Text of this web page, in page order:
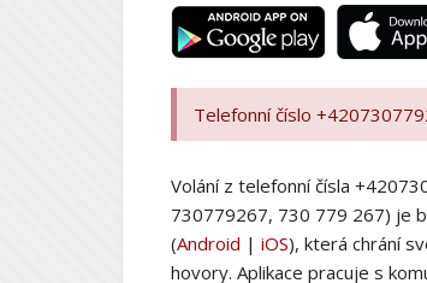
Telefonní číslo
Volání z telefonní čísla
730779267, 730 779 267) je
(Android | iOS), která chrání
hovory. Aplikace pracuje s